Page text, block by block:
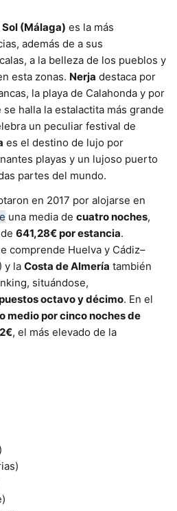
(Málaga) es la más
además de a sus
a la belleza de los pueblos y
esta zonas. Nerja destaca por
la playa de Calahonda y por
halla la estalactita más grande
un peculiar festival de
es el destino de lujo por
playas y un lujoso puerto
partes del mundo.
en 2017 por alojarse en
una media de cuatro noches,
641,28€ por estancia.
comprende Huelva y Cádiz–
y la Costa de Almería también
situándose,
octavo y décimo. En el
medio por cinco noches de
, el más elevado de la